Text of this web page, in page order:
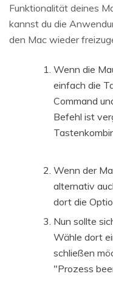
Funktionalität deines
kannst du die
den Mac wieder
Wenn die
einfach die
Command
Befehl ist
Wenn der
alternativ
dort die
Nun sollte
Wähle dort
schließen
"Prozess